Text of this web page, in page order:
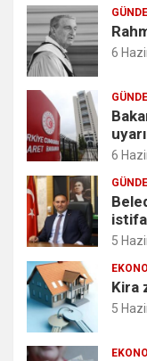
6
6
5
Kira
5